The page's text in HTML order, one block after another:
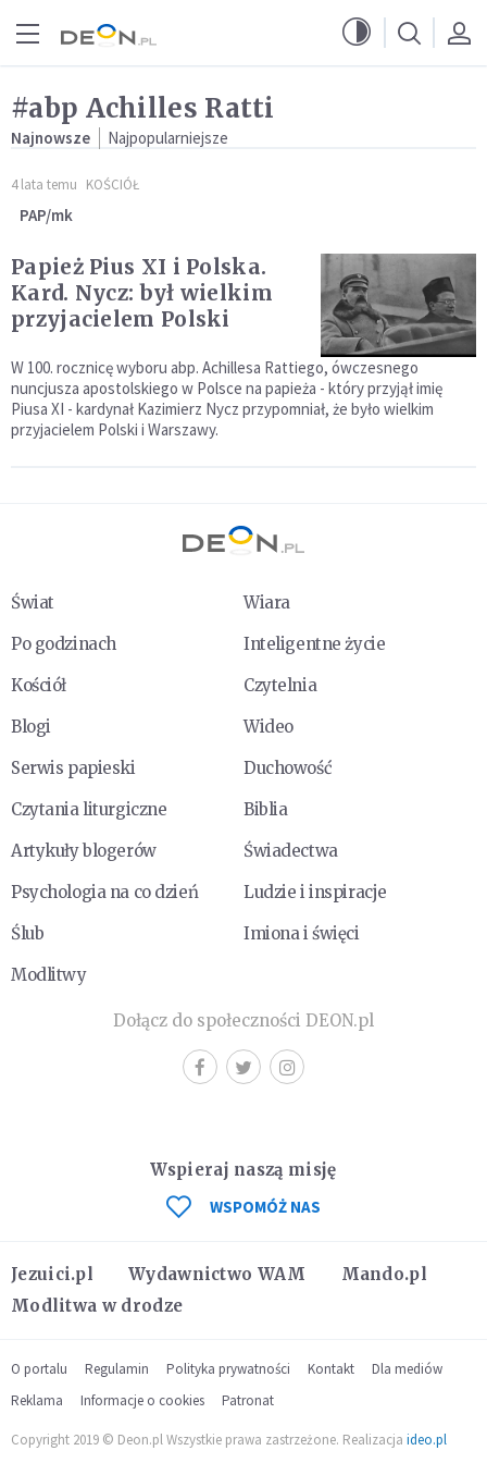
#abp Achilles Ratti
Najnowsze Najpopularniejsze
4 lata temu KOŚCIÓŁ
PAP/mk
Papież Pius XI i Polska.
Kard. Nycz: był wielkim
przyjacielem Polski
W 100. rocznicę wyboru abp. Achillesa Rattiego, ówczesnego
nuncjusza apostolskiego w Polsce na papieża - który przyjął imię
Piusa XI - kardynał Kazimierz Nycz przypomniał, że było wielkim
przyjacielem Polski i Warszawy.
Świat
Wiara
Po godzinach
Inteligentne życie
Kościół
Czytelnia
Blogi
Wideo
Serwis papieski
Duchowość
Czytania liturgiczne
Biblia
Artykuły blogerów
Świadectwa
Psychologia na co dzień
Ludzie i inspiracje
Ślub
Imiona i święci
Modlitwy
Dołącz do społeczności DEON.pl
Jezuici.pl Wydawnictwo WAM
Mando.pl
Modlitwa w drodze
Wspieraj naszą misję
WSPOMÓŻ NAS
O portalu Regulamin Polityka prywatności Kontakt
Dla mediów
Reklama
Informacje o cookies Patronat
Copyright 2019 © Deon.pl Wszystkie prawa zastrzeżone. Realizacja ideo.pl